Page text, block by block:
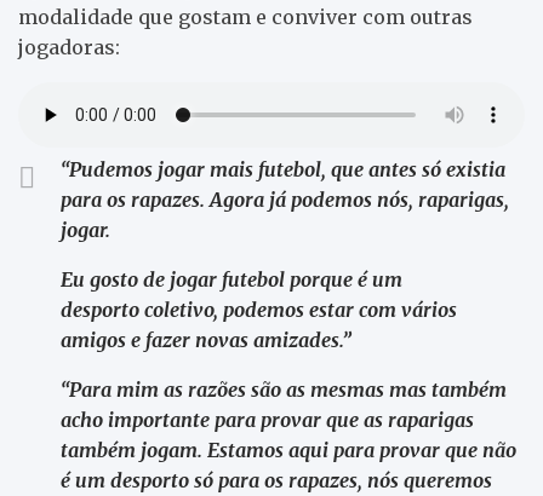
modalidade que gostam e conviver com outras
jogadoras:
“Pudemos jogar mais futebol, que antes só existia
para os rapazes. Agora já podemos nós, raparigas,
jogar.
Eu gosto de jogar futebol porque é um
desporto coletivo, podemos estar com vários
amigos e fazer novas amizades.”
“Para mim as razões são as mesmas mas também
acho importante para provar que as raparigas
também jogam. Estamos aqui para provar que não
é um desporto só para os rapazes, nós queremos